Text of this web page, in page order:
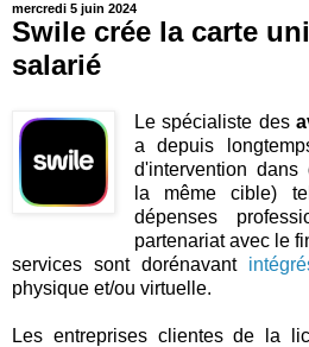
mercredi 5 juin 2024
Swile crée la carte
salarié
Le spécialiste des
a depuis
d'intervention dans
la même cible)
dépenses
partenariat avec le
services sont dorénavant
physique et/ou virtuelle.
Les entreprises clientes de la